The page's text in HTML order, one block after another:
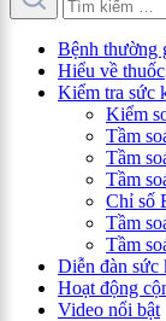
Bệnh thường
Hiểu về thuốc
Kiểm tra sức
Kiểm
Tầm
Tầm
Tầm
Chỉ số
Tầm
Tầm
Diễn đàn sức
Hoạt động
Video nổi bật